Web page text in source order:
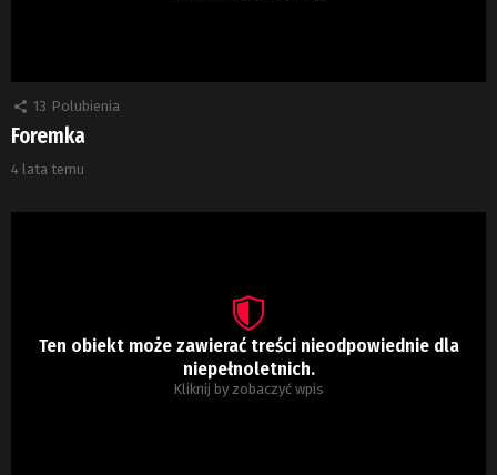
13 Polubienia
Foremka
4 lata temu
Ten obiekt może zawierać treści nieodpowiednie dla
niepełnoletnich.
Kliknij by zobaczyć wpis